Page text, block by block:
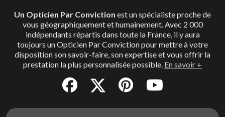
Un Opticien Par Conviction est un spécialiste proche de
vous géographiquement et humainement. Avec 2 000
indépendants répartis dans toute la France, il y aura
toujours un Opticien Par Conviction pour mettre à votre
disposition son savoir-faire, son expertise et vous offrir la
prestation la plus personnalisée possible. En savoir +